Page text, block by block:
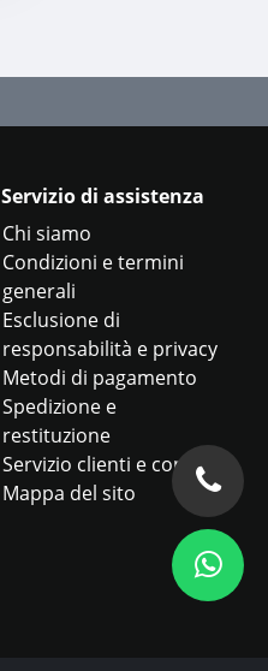
Servizio di assistenza
Chi siamo
Condizioni e termini
generali
Esclusione di
responsabilità e privacy
Metodi di pagamento
Spedizione e
restituzione
Servizio clienti e contatti
Mappa del sito